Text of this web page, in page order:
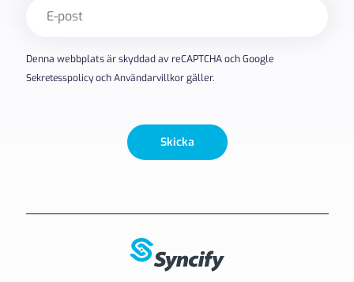
post
Denna webbplats är skyddad av reCAPTCHA och Google
SekretesspolicyochAnvändarvillkorgäller.
Skicka